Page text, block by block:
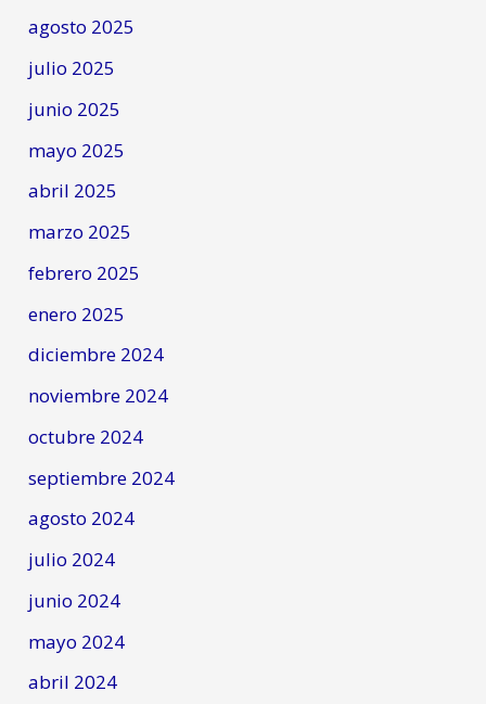
agosto 2025
julio 2025
junio 2025
mayo 2025
abril 2025
marzo 2025
febrero 2025
enero 2025
diciembre 2024
noviembre 2024
octubre 2024
septiembre 2024
agosto 2024
julio 2024
junio 2024
mayo 2024
abril 2024